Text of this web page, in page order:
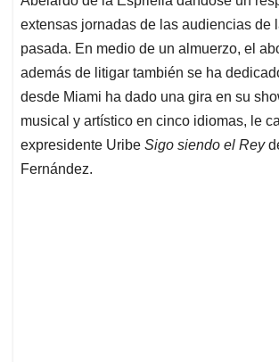
extensas jornadas de las audiencias de
pasada. En medio de un almuerzo, el
además de litigar también se ha
desde Miami ha dado una gira en su
musical y artístico en cinco idiomas, le
expresidente Uribe Sigo siendo el Rey
Fernández.